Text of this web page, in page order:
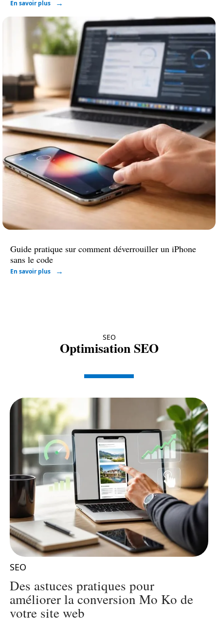
En savoir plus
Guide pratique sur comment déverrouiller un iPhone
sans le code
En savoir plus
SEO
Optimisation SEO
SEO
Des astuces pratiques pour
améliorer la conversion Mo Ko de
votre site web